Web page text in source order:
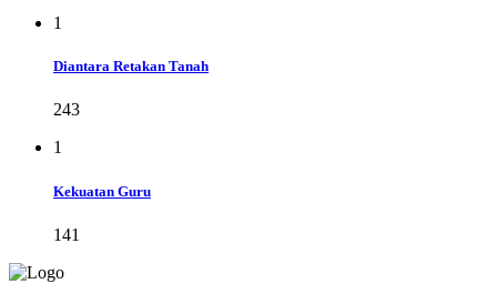
1
Diantara Retakan Tanah
243
1
Kekuatan Guru
141